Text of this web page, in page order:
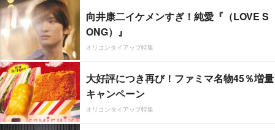
向井康二イケメンすぎ！純愛『（LOVE S
ONG）』
オリコンタイアップ特集
大好評につき再び！ファミマ名物45％増量
キャンペーン
オリコンタイアップ特集